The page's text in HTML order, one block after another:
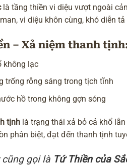
là tầng thiền vi diệu vượt ngoài
vi diệu khôn cùng, khó diễn
– Xả niệm thanh
không lạc
trống rỗng sáng trong tịch tĩnh
hồ trong không gợn sóng
tịnh là trạng thái xả bỏ cả khổ
phân biệt, đạt đến thanh tịnh
gọi là Tứ Thiền của